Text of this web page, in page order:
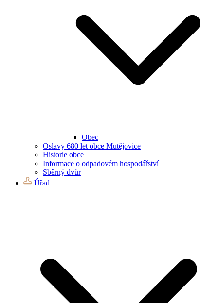
Obec
Oslavy 680 let obce Mutějovice
Historie obce
Informace o odpadovém hospodářství
Sběrný dvůr
Úřad